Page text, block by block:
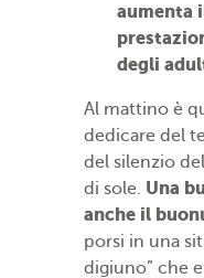
aumenta
degli
Al mattino è
dedicare del
del silenzio
di sole. Una
anche il
porsi in una
digiuno” che